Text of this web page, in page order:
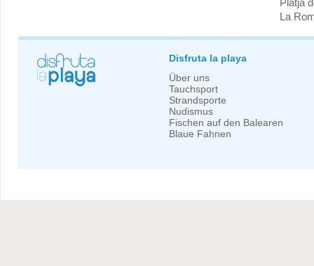
Platja
La
Disfruta la playa
Über uns
Tauchsport
Strandsporte
Nudismus
Fischen auf den Balearen
Blaue Fahnen